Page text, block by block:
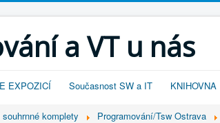
a VT u nás
EXPOZICÍ Současnost SW a IT KNIHOVNA
komplety Programování/Tsw Ostrava